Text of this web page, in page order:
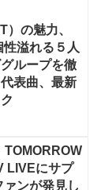
の魅力、
性溢れる５人
ループを徹
表曲、最新
TOMORROW
LIVEにサプ
ンが発見し